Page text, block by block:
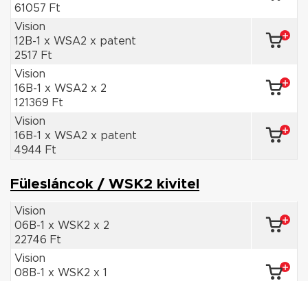
61057 Ft
Vision
12B-1 x WSA2 x patent
2517 Ft
Vision
16B-1 x WSA2 x 2
121369 Ft
Vision
16B-1 x WSA2 x patent
4944 Ft
Fülesláncok / WSK2 kivitel
Vision
06B-1 x WSK2 x 2
22746 Ft
Vision
08B-1 x WSK2 x 1